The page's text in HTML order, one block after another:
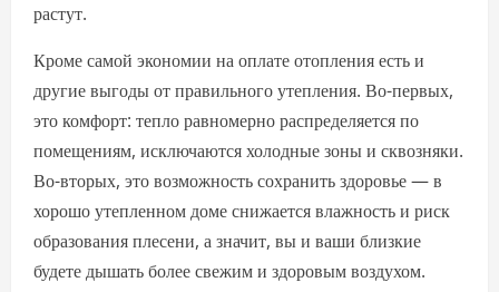
растут.
Кроме самой экономии на оплате отопления есть и
другие выгоды от правильного утепления. Во-первых,
это комфорт: тепло равномерно распределяется по
помещениям, исключаются холодные зоны и сквозняки.
Во-вторых, это возможность сохранить здоровье — в
хорошо утепленном доме снижается влажность и риск
образования плесени, а значит, вы и ваши близкие
будете дышать более свежим и здоровым воздухом.